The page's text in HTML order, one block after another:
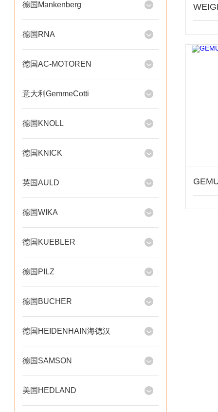
德国Mankenberg
德国RNA
德国AC-MOTOREN
意大利GemmeCotti
德国KNOLL
德国KNICK
英国AULD
德国WIKA
德国KUEBLER
德国PILZ
德国BUCHER
德国HEIDENHAIN海德汉
德国SAMSON
美国HEDLAND